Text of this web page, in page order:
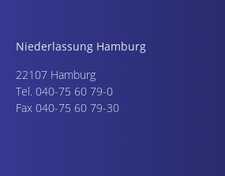
Niederlassung Hamburg
22107 Hamburg
Tel. 040-75 60 79-0
Fax 040-75 60 79-30